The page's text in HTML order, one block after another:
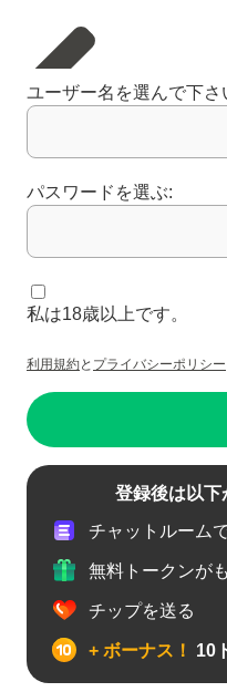
ユーザー名を選んで下さ
パスワードを選ぶ:
私は18歳以上です。
利用規約と プライバシーポリシー
登録後は以下
チャットルーム
無料トークンが
チップを送る
+ ボーナス！ 10